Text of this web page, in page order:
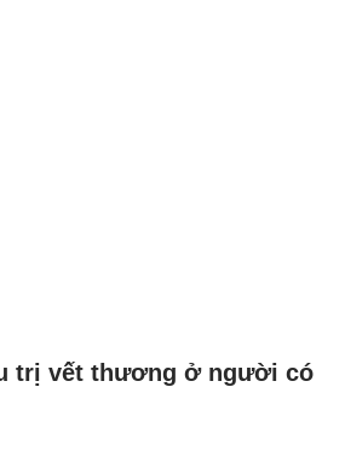
trị vết thương ở người có